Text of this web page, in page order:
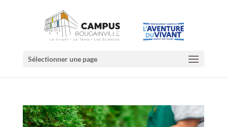
Sélectionner une page